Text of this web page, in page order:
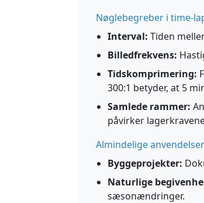
Nøglebegreber i time-
Interval: Tiden
Billedfrekvens:
Tidskomprimering:
300:1 betyder, at 5
Samlede rammer:
påvirker
Almindelige anvendelser
Byggeprojekter:
Naturlige
sæsonændringer.